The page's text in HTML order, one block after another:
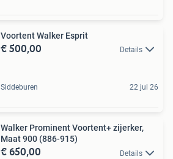
Voortent Walker Esprit
€ 500,00 Details
Siddeburen 22 jul 26
Walker Prominent Voortent+ zijerker,
Maat 900 (886-915)
€ 650,00 Details